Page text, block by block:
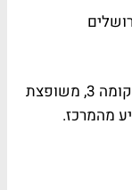
דירת 5 חדרים ברחוב אחד העם, 130 מ"ר, קומה 3, משופצת